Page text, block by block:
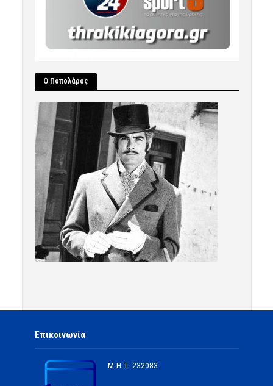
Ο Ποπολάρος
Επικοινωνία
Μ.Η.Τ. 232083